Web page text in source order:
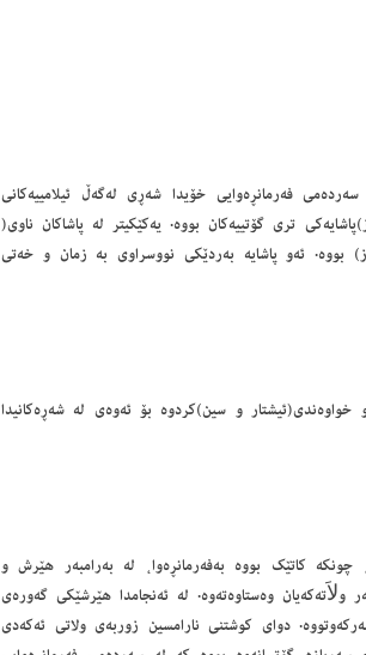
سەردەمی فەرمانڕەوایی خۆیدا شەڕی لەگەڵ ئیلامییەکانی
ولاَتەکەیدا کردووە، ھەروەھا(لوگال زاکیس٢٩٠٠پ.ز)پاشایەکی تری گۆتییەکان بووە. یەکێکیتر لە پاشاکان ناوی(
بووەو ھاوسەردەمی (سارگۆنی ئەکەدی٢٣٣٤-٢٢٧٩پ.ز) بووە. ئەو پاشایە بەردێکی نووسراوی بە زمان و خەتی
خواوەندی(ئیشتار و سین)کردوە بۆ ئەوەی لە شەڕەکانیدا
چونکە کاتێک بووە بەفەرمانڕەوا، لە بەرامبەر ھێرش و
پاشای ئەکەدی بۆ سەر ولاَتەکەیان وەستاوەتەوە. لە ئەنجامدا ھێرشێکی گەورەی
دوای کوشتنی نارامسین زوربەی ولاتی ئەکەدی